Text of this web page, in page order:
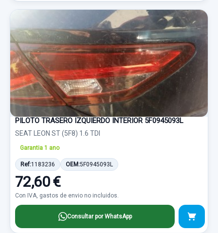
PILOTO TRASERO IZQUIERDO INTERIOR 5F0945093L
SEAT LEON ST (5F8) 1.6 TDI
Garantia 1 ano
Ref:1183236 OEM:5F0945093L
72,60 €
Con IVA, gastos de envio no incluidos.
Consultar por WhatsApp